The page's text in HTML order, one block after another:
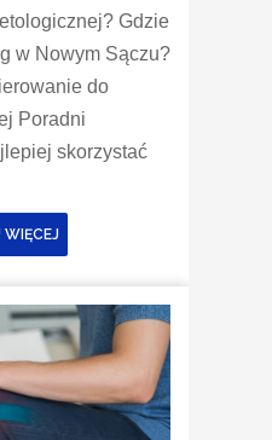
Gdzie
w Nowym Sączu?
do
Poradni
skorzystać